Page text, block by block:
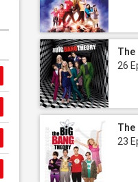
The
26
The
23